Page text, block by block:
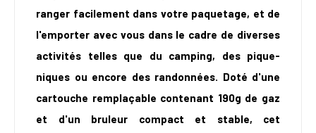
ranger facilement dans votre paquetage, et de
l'emporter avec vous dans le cadre de diverses
activités telles que du camping, des pique-
niques ou encore des randonnées. Doté d'une
cartouche remplaçable contenant 190g de gaz
et d'un bruleur compact et stable, cet